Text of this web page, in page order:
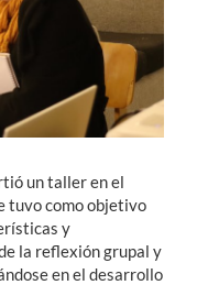
un taller en el
tuvo como objetivo
y
la reflexión grupal y
en el desarrollo